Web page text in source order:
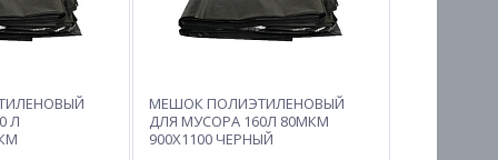
Л
МЕШОК ПОЛИЭТИЛЕНОВЫЙ
ДЛЯ МУСОРА 160Л 80МКМ
900Х1100 ЧЕРНЫЙ